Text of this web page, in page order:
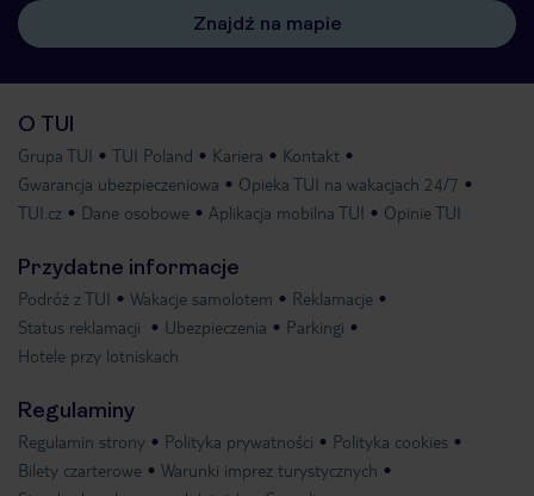
Znajdź na mapie
O TUI
Grupa TUI TUI Poland Kariera
Kontakt
Gwarancja ubezpieczeniowa
Opieka TUI na wakacjach 24/7
TUI.cz
Dane osobowe Aplikacja mobilna TUI Opinie TUI
Przydatne informacje
Podróż z TUI Wakacje samolotem
Reklamacje
Status reklamacji
Ubezpieczenia
Parkingi
Hotele przy lotniskach
Regulaminy
Regulamin strony Polityka prywatności
Polityka cookies
Bilety czarterowe
Warunki imprez turystycznych